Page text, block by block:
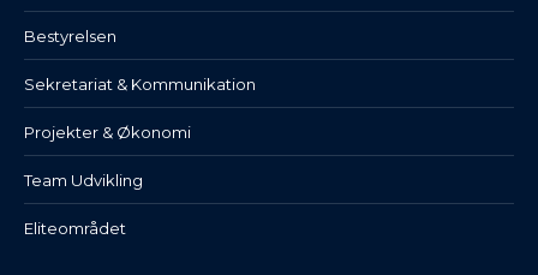
Bestyrelsen
Sekretariat & Kommunikation
Projekter & Økonomi
Team Udvikling
Eliteområdet